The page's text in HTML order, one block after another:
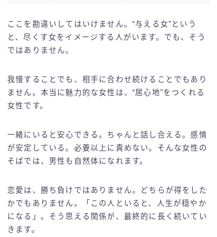
ここを勘違いしてはいけません。“与える女”という
と、尽くす女をイメージする人がいます。でも、そう
ではありません。
我慢することでも、相手に合わせ続けることでもあり
ません。本当に魅力的な女性は、“居心地”をつくれる
女性です。
一緒にいると安心できる。ちゃんと話し合える。感情
が安定している。必要以上に責めない。そんな女性の
そばでは、男性も自然体になれます。
恋愛は、勝ち負けではありません。どちらが得をした
かでもありません。「この人といると、人生が穏やか
になる」。そう思える関係が、最終的に長く続いてい
きます。